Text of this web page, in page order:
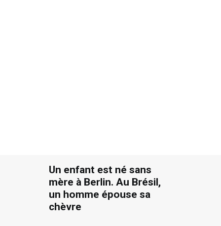
Un enfant est né sans
mère à Berlin. Au Brésil,
un homme épouse sa
chèvre